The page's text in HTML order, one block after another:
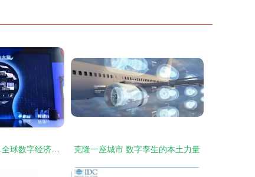
克隆一座城市 数字孪生的本土力量